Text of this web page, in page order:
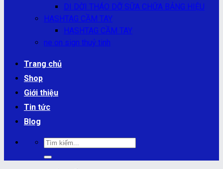
DI DỜI THÁO DỠ SỮA CHỮA BẢNG HIỆU
HASHTAG CẦM TAY
HASHTAG CẦM TAY
ne on sign thuỷ tinh
Trang chủ
Shop
Giới thiệu
Tin tức
Blog
Tìm
kiếm: